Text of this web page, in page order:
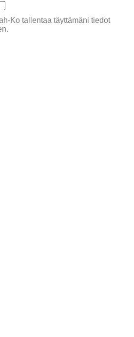
Ko tallentaa täyttämäni tiedot